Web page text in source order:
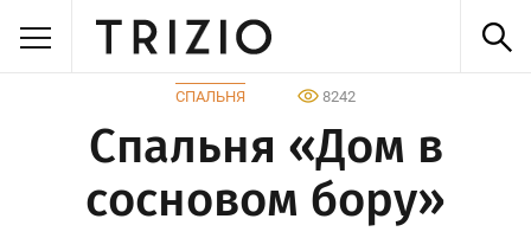
СПАЛЬНЯ 8242
Спальня «Дом в
сосновом бору»